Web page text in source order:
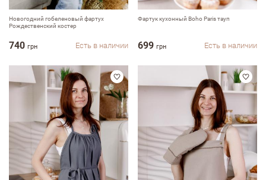
Новогодний гобеленовый фартух
Рождественский костер
740 грн Есть в наличии
Фартук кухонный Boho Paris тауп
699 грн Есть в наличии